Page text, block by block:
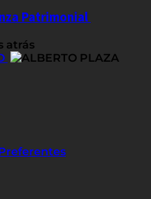
Patrimonial
atrás